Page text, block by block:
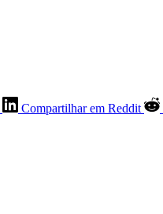
Compartilhar em Reddit